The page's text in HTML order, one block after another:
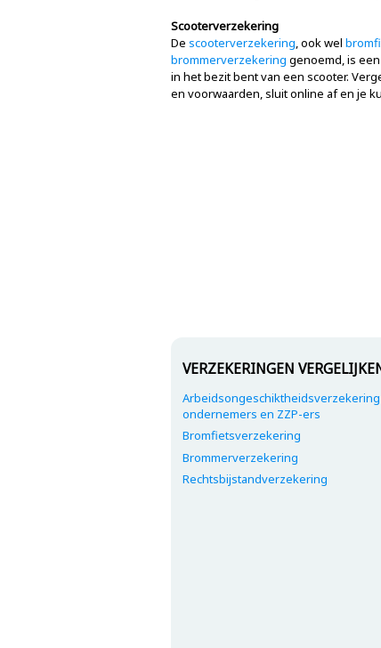
Scooterverzekering
De scooterverzekering, ook wel
brommerverzekering genoemd, is
in het bezit bent van een scooter.
en voorwaarden, sluit online af en je
VERZEKERINGEN
ondernemers en ZZP-ers
Bromfietsverzekering
Brommerverzekering
Rechtsbijstandverzekering